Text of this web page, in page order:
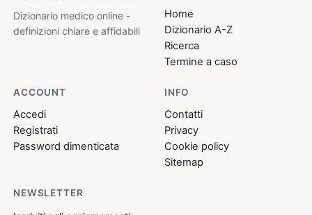
Dizionario medico online -
definizioni chiare e affidabili
Home
Dizionario A-Z
Ricerca
Termine a caso
ACCOUNT
Accedi
Registrati
Password dimenticata
INFO
Contatti
Privacy
Cookie policy
Sitemap
NEWSLETTER